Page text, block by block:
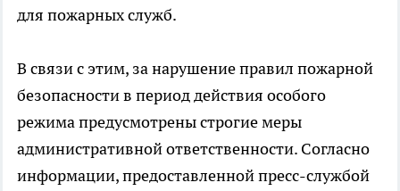
для пожарных служб.
В связи с этим, за нарушение правил пожарной
безопасности в период действия особого
режима предусмотрены строгие меры
административной ответственности. Согласно
информации, предоставленной пресс-службой